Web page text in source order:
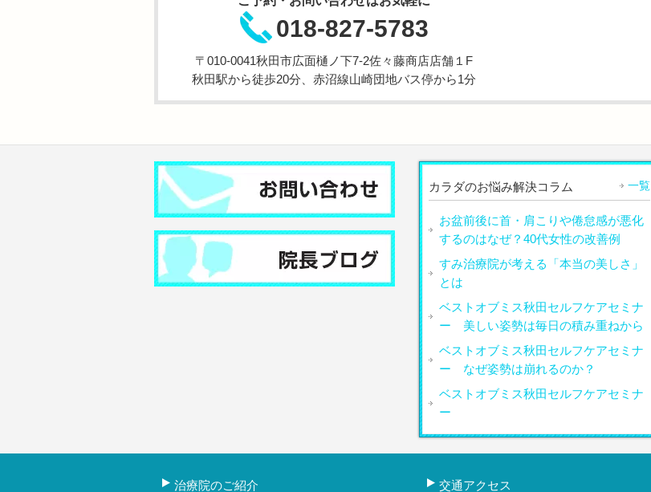
018-827-5783
〒010-0041秋田市広面樋ノ下7-2佐々藤商店店舗１F
秋田駅から徒歩20分、赤沼線山崎団地バス停から1分
カラダのお悩み解決コラム 一覧
お盆前後に首・肩こりや倦怠感が悪化
するのはなぜ？40代女性の改善例
すみ治療院が考える「本当の美しさ」
とは
ベストオブミス秋田セルフケアセミナ
ー 美しい姿勢は毎日の積み重ねから
ベストオブミス秋田セルフケアセミナ
ー なぜ姿勢は崩れるのか？
ベストオブミス秋田セルフケアセミナ
ー
治療院のご紹介 交通アクセス